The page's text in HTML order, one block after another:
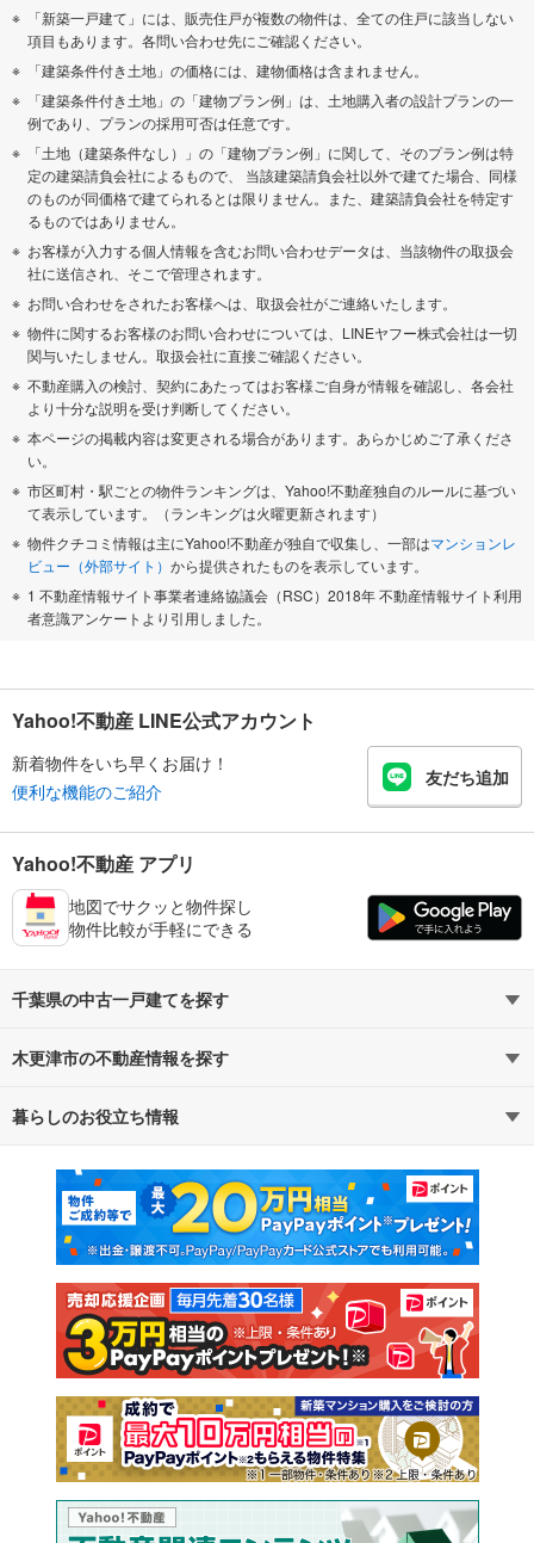
「新築一戸建て」には、販売住戸が複数の物件は、全ての住戸に該当しない
項目もあります。各問い合わせ先にご確認ください。
「建築条件付き土地」の価格には、建物価格は含まれません。
「建築条件付き土地」の「建物プラン例」は、土地購入者の設計プランの一
例であり、プランの採用可否は任意です。
「土地（建築条件なし）」の「建物プラン例」に関して、そのプラン例は特
定の建築請負会社によるもので、 当該建築請負会社以外で建てた場合、同様
のものが同価格で建てられるとは限りません。また、建築請負会社を特定す
るものではありません。
お客様が入力する個人情報を含むお問い合わせデータは、当該物件の取扱会
社に送信され、そこで管理されます。
お問い合わせをされたお客様へは、取扱会社がご連絡いたします。
物件に関するお客様のお問い合わせについては、LINEヤフー株式会社は一切
関与いたしません。取扱会社に直接ご確認ください。
不動産購入の検討、契約にあたってはお客様ご自身が情報を確認し、各会社
より十分な説明を受け判断してください。
本ページの掲載内容は変更される場合があります。あらかじめご了承くださ
い。
市区町村・駅ごとの物件ランキングは、Yahoo!不動産独自のルールに基づい
て表示しています。（ランキングは火曜更新されます）
物件クチコミ情報は主にYahoo!不動産が独自で収集し、一部はマンションレ
ビュー（外部サイト） から提供されたものを表示しています。
1 不動産情報サイト事業者連絡協議会（RSC）2018年 不動産情報サイト利用
者意識アンケートより引用しました。
Yahoo!不動産 LINE公式アカウント
新着物件をいち早くお届け！
便利な機能のご紹介
友だち追加
Yahoo!不動産 アプリ
地図でサクッと物件探し
物件比較が手軽にできる
千葉県の中古一戸建てを探す
路線・駅から探す
通勤・通学時間から探す
木更津市の不動産情報を探す
不動産・住宅
新築マンション 中古マンション
新築一戸建て 中古一戸建て
注文住宅 土地
売却査定
暮らしのお役立ち情報
マンションカタログ 教えて！住まいの先生